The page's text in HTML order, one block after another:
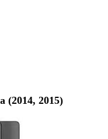
(2014, 2015)